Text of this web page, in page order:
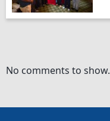
No comments to show.